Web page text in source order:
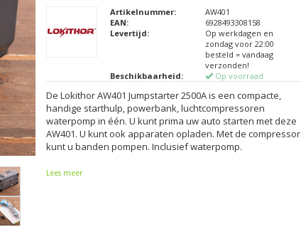
Artikelnummer:
AW401
EAN:
6928493308158
Levertijd:
Op werkdagen en
zondag voor 22:00
besteld = vandaag
verzonden!
Beschikbaarheid:
Op voorraad
De Lokithor AW401 Jumpstarter 2500A is een compacte,
handige starthulp, powerbank, luchtcompressoren
waterpomp in één. U kunt prima uw auto starten met deze
AW401. U kunt ook apparaten opladen. Met de compressor
kunt u banden pompen. Inclusief waterpomp.
Lees meer